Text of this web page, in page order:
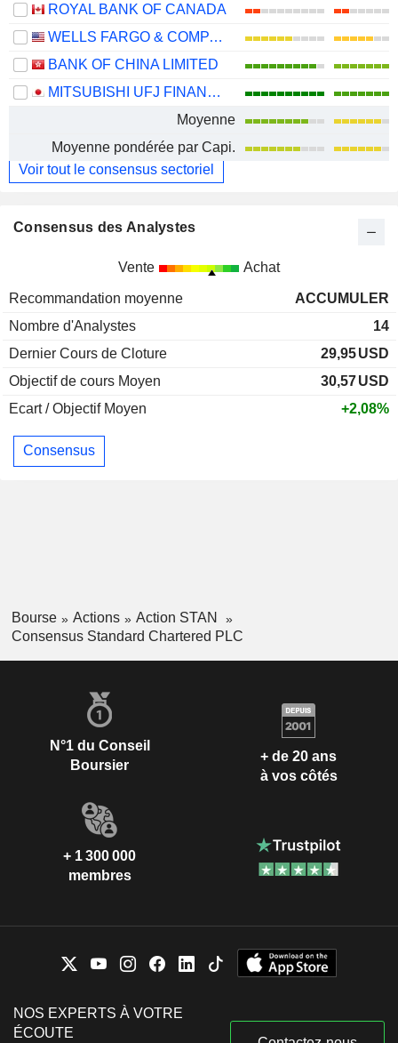
ROYAL BANK OF CANADA
WELLS FARGO & COMPANY
BANK OF CHINA LIMITED
MITSUBISHI UFJ FINANCIAL GROUP, INC.
Moyenne
Moyenne pondérée par Capi.
Voir tout le consensus sectoriel
Consensus des Analystes
Vente Achat
Recommandation moyenne
ACCUMULER
Nombre d'Analystes
14
Dernier Cours de Cloture
29,95USD
Objectif de cours Moyen
30,57USD
Ecart / Objectif Moyen
+2,08%
Consensus
Bourse Actions
Action STAN
Consensus Standard Chartered PLC
N°1 du Conseil
Boursier
+ de 20 ans
à vos côtés
+ 1 300 000
membres
NOS EXPERTS À VOTRE
ÉCOUTE